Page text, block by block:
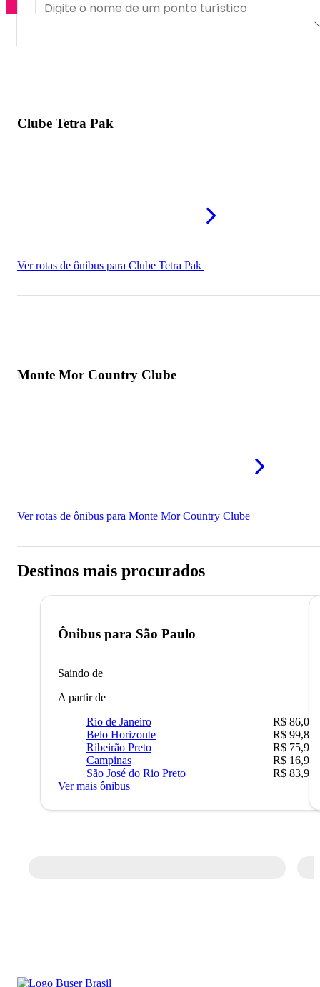
Clube Tetra Pak
Ver rotas de ônibus para Clube Tetra Pak
Monte Mor Country Clube
Ver rotas de ônibus para Monte Mor Country Clube
Destinos mais procurados
Ônibus para São Paulo
Saindo de
A partir de
Rio de Janeiro
R$ 86,00
Belo Horizonte
R$ 99,89
Ribeirão Preto
R$ 75,90
Campinas
R$ 16,90
São José do Rio Preto
R$ 83,90
Ver mais ônibus